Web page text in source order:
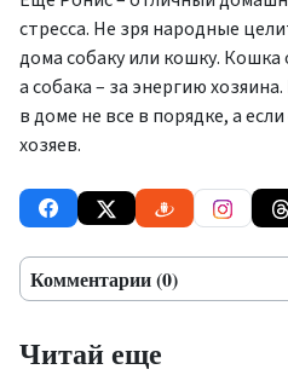
стресса. Не зря народные
дома собаку или кошку.
а собака – за энергию
в доме не все в порядке, а
хозяев.
Комментарии (0)
Читай еще